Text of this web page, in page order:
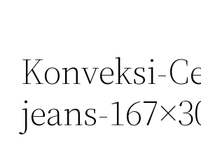
Konveksi-
jeans-